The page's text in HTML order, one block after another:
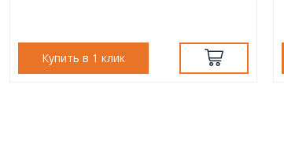
Купить в 1 клик